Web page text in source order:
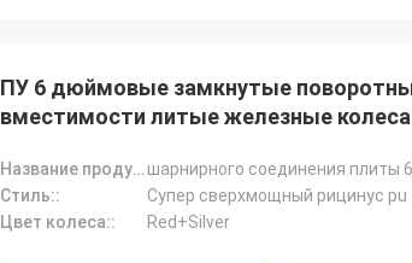
ПУ 6 дюймовые замкнутые
вместимости литые железные
Название продукта:
Стиль::
Супер сверхмощный рицинус pu
Цвет колеса::
Red+Silver